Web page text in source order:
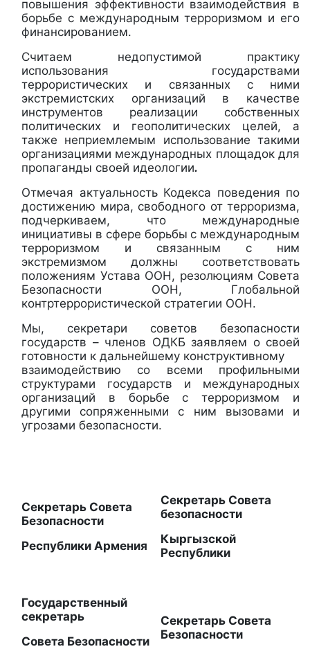
повышения эффективности взаимодействия в
борьбе с международным терроризмом и его
финансированием.
Считаем недопустимой практику
использования государствами
террористических и связанных с ними
экстремистских организаций в качестве
инструментов реализации собственных
политических и геополитических целей, а
также неприемлемым использование такими
организациями международных площадок для
пропаганды своей идеологии.
Отмечая актуальность Кодекса поведения по
достижению мира, свободного от терроризма,
подчеркиваем, что международные
инициативы в сфере борьбы с международным
терроризмом и связанным с ним
экстремизмом должны соответствовать
положениям Устава ООН, резолюциям Совета
Безопасности ООН, Глобальной
контртеррористической стратегии ООН.
Мы, секретари советов безопасности
государств – членов ОДКБ заявляем о своей
готовности к дальнейшему конструктивному
взаимодействию со всеми профильными
структурами государств и международных
организаций в борьбе с терроризмом и
другими сопряженными с ним вызовами и
угрозами безопасности.
Секретарь Совета
Безопасности
Республики Армения
Секретарь Совета
безопасности
Кыргызской
Республики
Государственный
секретарь
Совета Безопасности
Секретарь Совета
Безопасности